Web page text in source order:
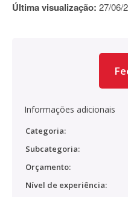
Última visualização: 27/06/
Informações adicionais
Categoria:
Subcategoria:
Orçamento:
Nível de experiência: